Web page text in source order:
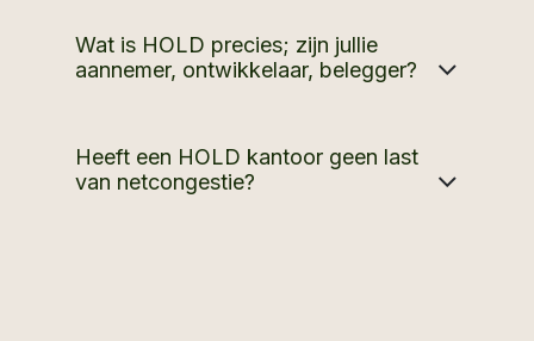
Wat is HOLD precies; zijn jullie
aannemer, ontwikkelaar, belegger?
Heeft een HOLD kantoor geen last
van netcongestie?